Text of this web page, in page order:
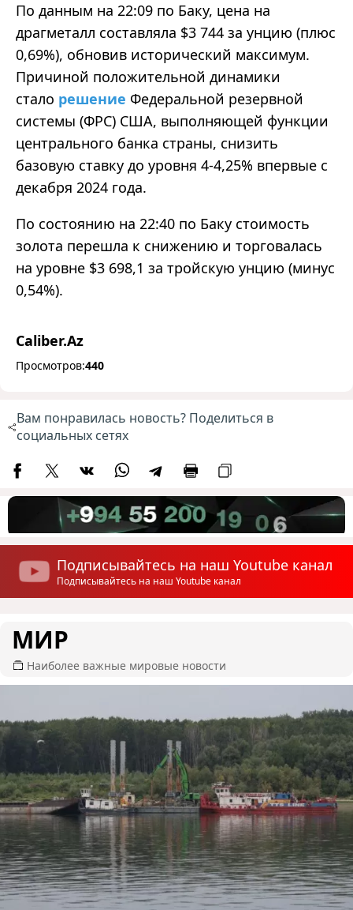
По данным на 22:09 по Баку, цена на
драгметалл составляла $3 744 за унцию (плюс
0,69%), обновив исторический максимум.
Причиной положительной динамики
стало решение Федеральной резервной
системы (ФРС) США, выполняющей функции
центрального банка страны, снизить
базовую ставку до уровня 4-4,25% впервые с
декабря 2024 года.
По состоянию на 22:40 по Баку стоимость
золота перешла к снижению и торговалась
на уровне $3 698,1 за тройскую унцию (минус
0,54%).
Caliber.Az
Просмотров:440
Вам понравилась новость? Поделиться в
социальных сетях
Подписывайтесь на наш Youtube канал
Подписывайтесь на наш Youtube канал
МИР
Наиболее важные мировые новости